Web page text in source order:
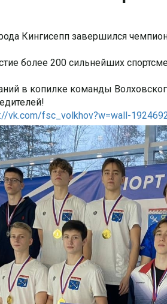
Кингисепп завершился
более 200 сильнейших
в копилке команды
vk.com/fsc_volkhov?w=wall-